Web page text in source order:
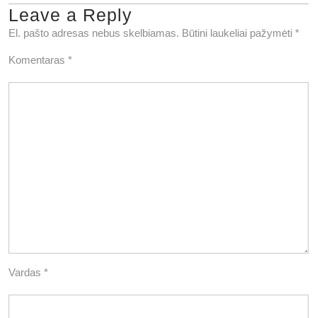
Leave a Reply
El. pašto adresas nebus skelbiamas. Būtini laukeliai pažymėti *
Komentaras *
Vardas *